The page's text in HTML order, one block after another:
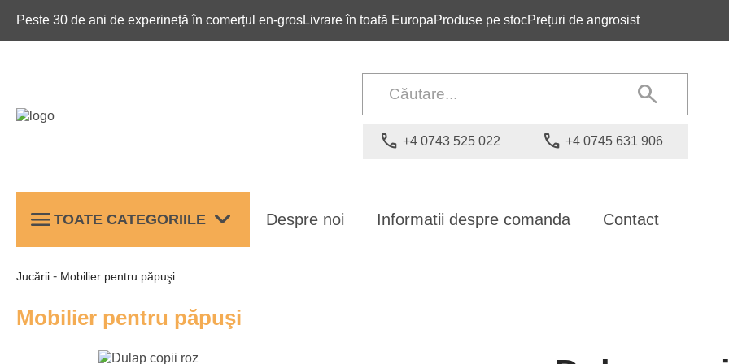
Peste 30 de ani de experineță în comerțul en-grosLivrare în toată EuropaProduse pe stocPrețuri de angrosist
search
phone +4 0743 525 022 phone +4 0745 631 906
menu TOATE CATEGORIILE keyboard_arrow_down Despre noi Informatii despre comanda Contact
Jucării - Mobilier pentru păpuşi
Mobilier pentru păpuşi